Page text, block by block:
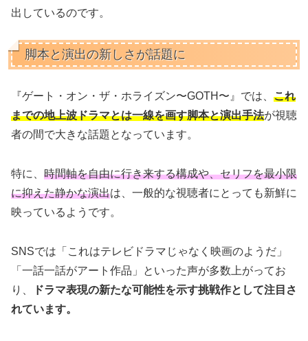
出しているのです。
脚本と演出の新しさが話題に
『ゲート・オン・ザ・ホライズン〜GOTH〜』では、 これ
までの地上波ドラマとは一線を画す脚本と演出手法が視聴
者の間で大きな話題となっています。
特に、 時間軸を自由に行き来する構成や、セリフを最小限
に抑えた静かな演出は、一般的な視聴者にとっても新鮮に
映っているようです。
SNSでは「これはテレビドラマじゃなく映画のようだ」
「一話一話がアート作品」といった声が多数上がってお
り、
ドラマ表現の新たな可能性を示す挑戦作として注目さ
れています。